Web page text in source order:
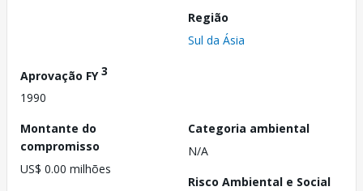
Região
Sul da Ásia
Aprovação FY3
1990
Montante do
compromisso
US$ 0.00 milhões
Categoria ambiental
N/A
Risco Ambiental e Social